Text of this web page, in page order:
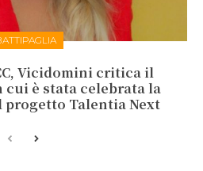
Vicidomini critica il
è stata celebrata la
Talentia Next